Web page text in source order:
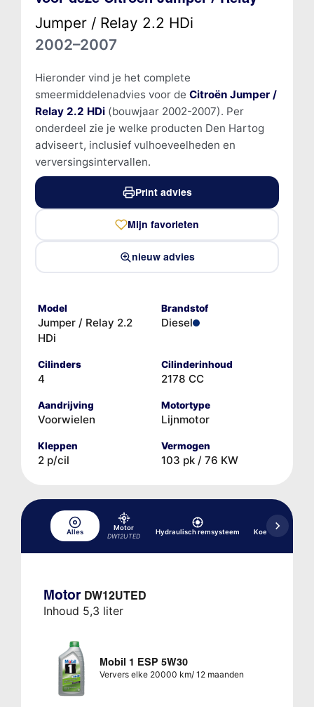
Jumper / Relay 2.2 HDi
2002–2007
Hieronder vind je het complete
smeermiddelenadvies voor de Citroën Jumper /
Relay 2.2 HDi(bouwjaar 2002-2007). Per
onderdeel zie je welke producten Den Hartog
adviseert, inclusief vulhoeveelheden en
verversingsintervallen.
Print advies
Mijn favorieten
nieuw advies
Model
Jumper / Relay 2.2
HDi
Brandstof
Diesel
Cilinders
4
Cilinderinhoud
2178 CC
Aandrijving
Voorwielen
Motortype
Lijnmotor
Kleppen
2 p/cil
Vermogen
103 pk / 76 KW
Alles
Motor
DW12UTED
Hydraulisch remsysteem Koelsysteem
Motor DW12UTED
Inhoud 5,3 liter
Mobil 1 ESP 5W30
Ververs elke 20000 km/ 12 maanden